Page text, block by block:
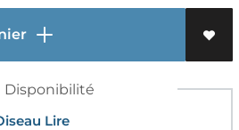
Disponibilité
Lire